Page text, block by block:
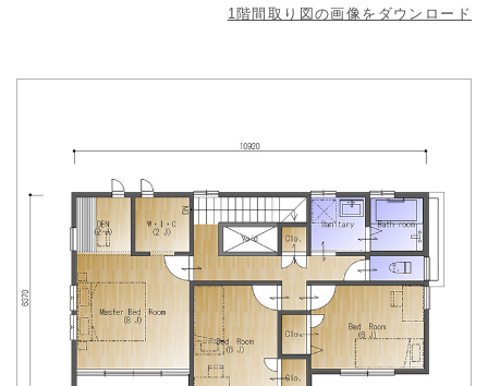
1階間取り図の画像をダウンロード